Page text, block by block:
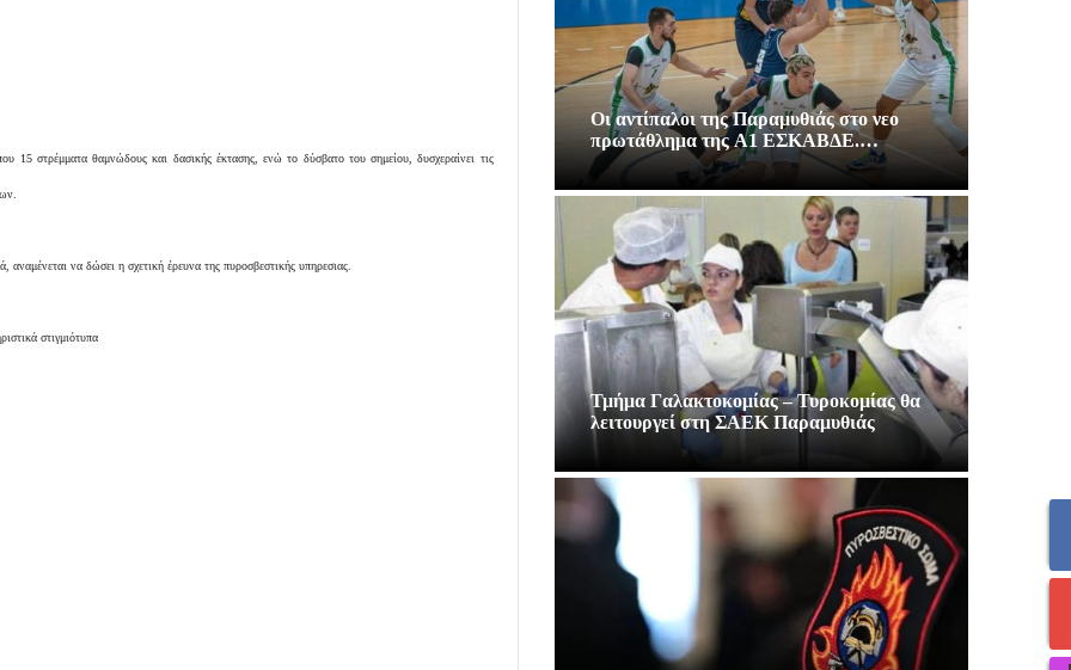
15 στρέμματα θαμνώδους και δασικής έκτασης, ενώ το δύσβατο του σημείου, δυσχεραίνει τις
να δώσει η σχετική έρευνα της πυροσβεστικής υπηρεσιας.
στιγμιότυπα
Οι αντίπαλοι της Παραμυθιάς στο νεο
πρωτάθλημα της A1 ΕΣΚΑΒΔΕ.…
Τμήμα Γαλακτοκομίας – Τυροκομίας θα
λειτουργεί στη ΣΑΕΚ Παραμυθιάς